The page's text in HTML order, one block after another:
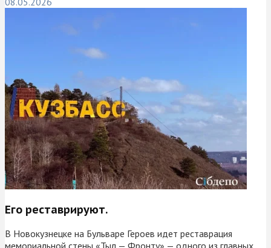
Его реставрируют.
В Новокузнецке на Бульваре Героев идет реставрация
мемориальной стены «Тыл — Фронту» — одного из главных